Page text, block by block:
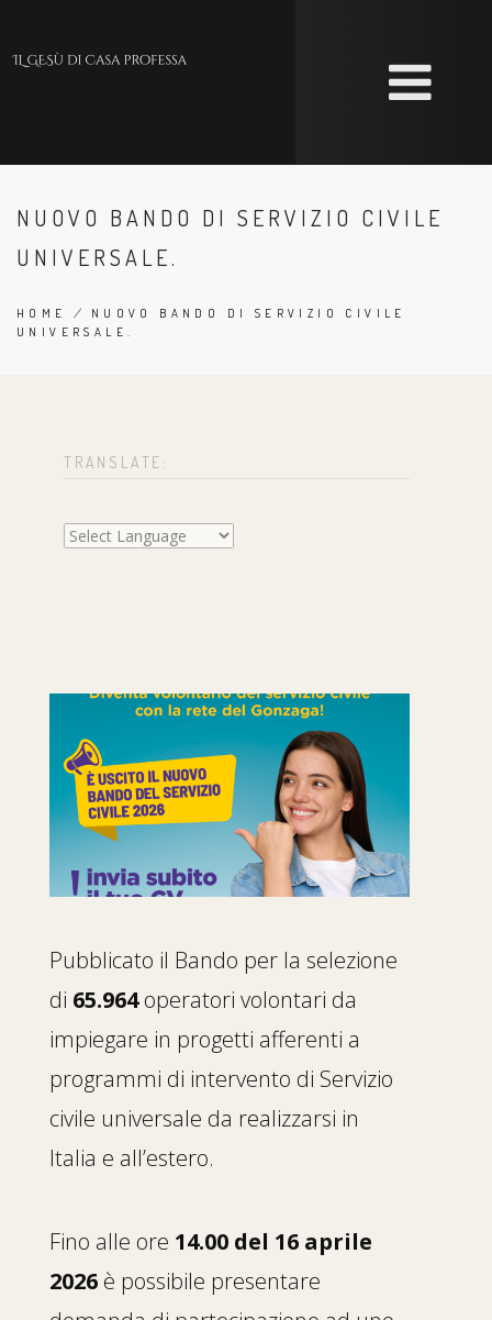
main
NUOVO BANDO DI SERVIZIO CIVILE
UNIVERSALE.
BREADCRUMB
HOME / NUOVO BANDO DI SERVIZIO CIVILE
UNIVERSALE.
TRANSLATE:
Pubblicato il Bando per la selezione
di 65.964operatori volontari da
impiegare in progetti afferenti a
programmi di intervento di Servizio
civile universale da realizzarsi in
Italia e all’estero.
Fino alle ore 14.00 del 16 aprile
2026 è possibile presentare